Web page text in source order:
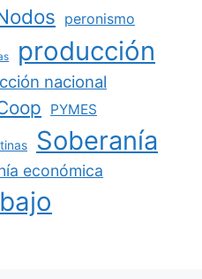
peronismo
producción
nacional
PYMES
Soberanía
económica